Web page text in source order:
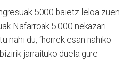
5000 baietz leloa zuen.
Nafarroak 5.000 nekazari
nahi du, “horrek esan nahiko
jarraituko duela gure